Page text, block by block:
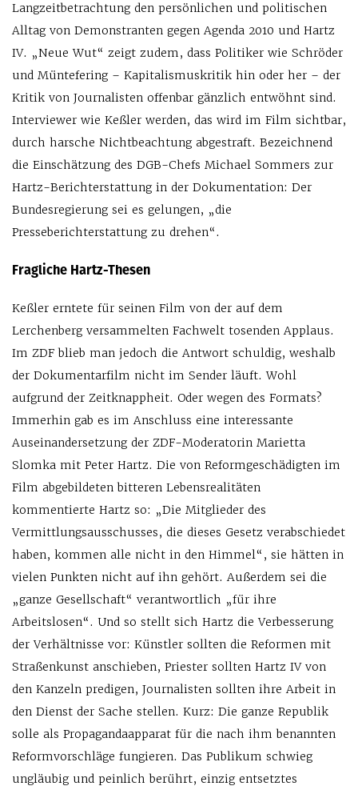
Langzeitbetrachtung den persönlichen und politischen
Alltag von Demonstranten gegen Agenda 2010 und Hartz
IV. „Neue Wut“ zeigt zudem, dass Politiker wie Schröder
und Müntefering – Kapitalismuskritik hin oder her – der
Kritik von Journalisten offenbar gänzlich entwöhnt sind.
Interviewer wie Keßler werden, das wird im Film sichtbar,
durch harsche Nichtbeachtung abgestraft. Bezeichnend
die Einschätzung des DGB-Chefs Michael Sommers zur
Hartz-Berichterstattung in der Dokumentation: Der
Bundesregierung sei es gelungen, „die
Presseberichterstattung zu drehen“.
Fragliche Hartz-Thesen
Keßler erntete für seinen Film von der auf dem
Lerchenberg versammelten Fachwelt tosenden Applaus.
Im ZDF blieb man jedoch die Antwort schuldig, weshalb
der Dokumentarfilm nicht im Sender läuft. Wohl
aufgrund der Zeitknappheit. Oder wegen des Formats?
Immerhin gab es im Anschluss eine interessante
Auseinandersetzung der ZDF-Moderatorin Marietta
Slomka mit Peter Hartz. Die von Reformgeschädigten im
Film abgebildeten bitteren Lebensrealitäten
kommentierte Hartz so: „Die Mitglieder des
Vermittlungsausschusses, die dieses Gesetz verabschiedet
haben, kommen alle nicht in den Himmel“, sie hätten in
vielen Punkten nicht auf ihn gehört. Außerdem sei die
„ganze Gesellschaft“ verantwortlich „für ihre
Arbeitslosen“. Und so stellt sich Hartz die Verbesserung
der Verhältnisse vor: Künstler sollten die Reformen mit
Straßenkunst anschieben, Priester sollten Hartz IV von
den Kanzeln predigen, Journalisten sollten ihre Arbeit in
den Dienst der Sache stellen. Kurz: Die ganze Republik
solle als Propagandaapparat für die nach ihm benannten
Reformvorschläge fungieren. Das Publikum schwieg
ungläubig und peinlich berührt, einzig entsetztes